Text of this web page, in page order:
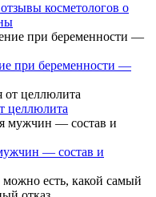
косметологов о
при беременности —
целлюлита
— состав и